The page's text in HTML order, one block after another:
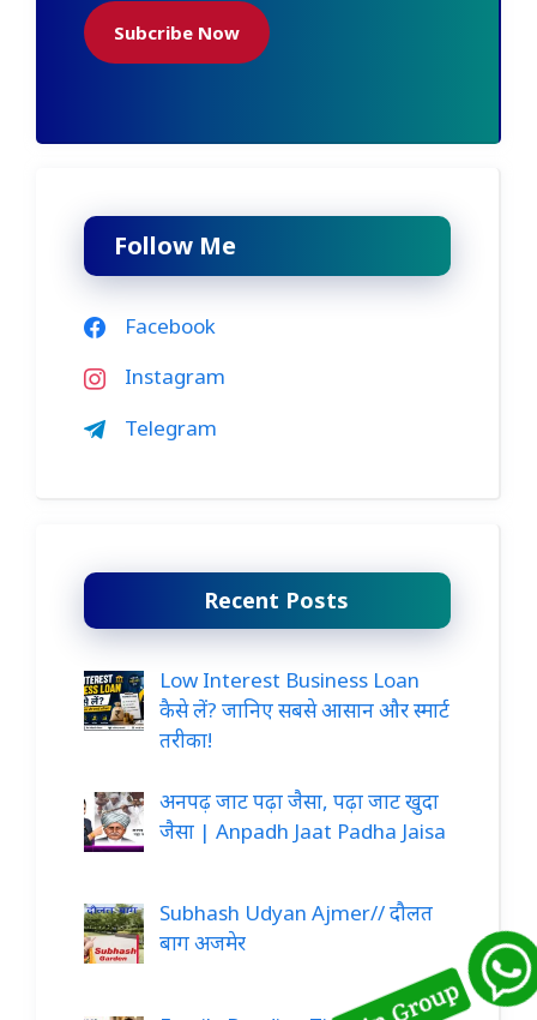
Subcribe Now
Follow Me
Facebook
Instagram
Telegram
Recent Posts
Low Interest Business Loan
कैसे लें? जानिए सबसे आसान और स्मार्ट
तरीका!
अनपढ़ जाट पढ़ा जैसा, पढ़ा जाट खुदा
जैसा | Anpadh Jaat Padha Jaisa
Subhash Udyan Ajmer// दौलत
बाग अजमेर